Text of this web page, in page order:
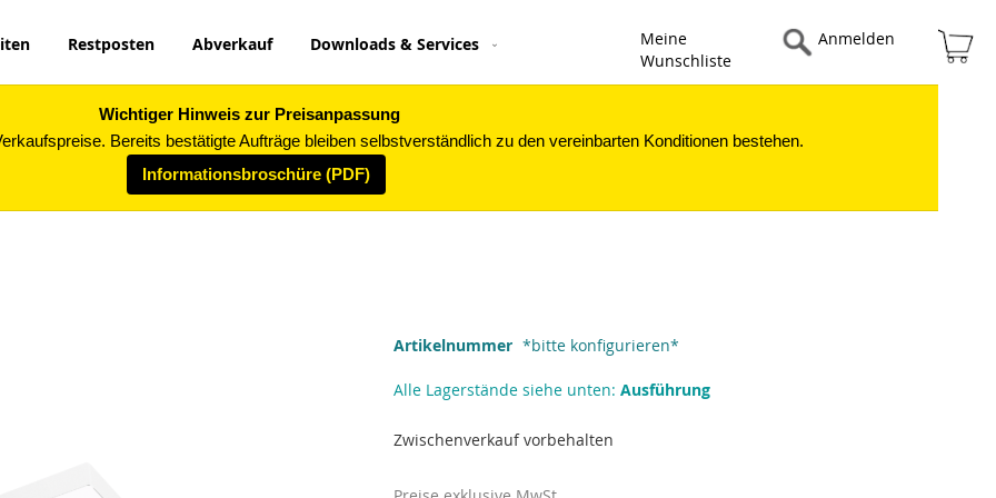
Restposten Abverkauf Downloads & Services
Meine
Wunschliste
Anmelden
Anmelden
Mein Konto
Wichtiger Hinweis zur Preisanpassung
Bereits bestätigte Aufträge bleiben selbstverständlich zu den vereinbarten Konditionen bestehen.
Informationsbroschüre (PDF)
Artikelnummer *bitte konfigurieren*
Alle Lagerstände siehe unten: Ausführung
Zwischenverkauf vorbehalten